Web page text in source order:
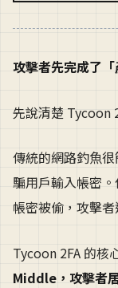
攻擊者先完成了「
先說清楚 Tycoon
傳統的網路釣魚
騙用戶輸入帳密
帳密被偷，攻擊
Tycoon 2FA 的核
Middle，攻擊者居